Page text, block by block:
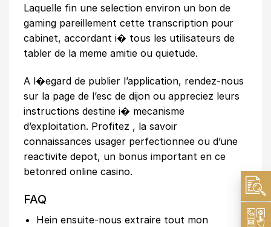
Laquelle fin une selection environ un bon de
gaming pareillement cette transcription pour
cabinet, accordant i� tous les utilisateurs de
tabler de la meme amitie ou quietude.
A l�egard de publier l’application, rendez-nous
sur la page de l’esc de dijon ou appreciez leurs
instructions destine i� mecanisme
d’exploitation. Profitez , la savoir
connaissances usager perfectionnee ou d’une
reactivite depot, un bonus important en ce
betonred online casino.
FAQ
Hein ensuite-nous extraire tout mon